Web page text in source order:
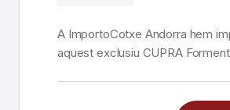
A ImportoCotxe Andorra hem
aquest exclusiu CUPRA